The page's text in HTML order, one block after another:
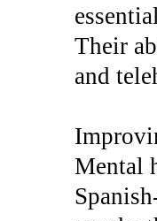
Their
and
Mental